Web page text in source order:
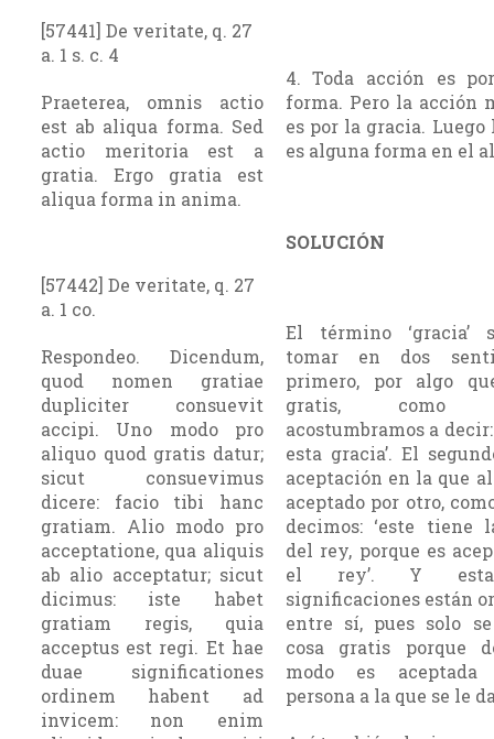
[57441] De veritate, q. 27
a. 1 s. c. 4
Praeterea, omnis actio
est ab aliqua forma. Sed
actio meritoria est a
gratia. Ergo gratia est
aliqua forma in anima.
4. Toda acción es
forma. Pero la acción
es por la gracia. Luego
es alguna forma en el
SOLUCIÓN
[57442] De veritate, q. 27
a. 1 co.
Respondeo. Dicendum,
quod nomen gratiae
dupliciter consuevit
accipi. Uno modo pro
aliquo quod gratis datur;
sicut consuevimus
dicere: facio tibi hanc
gratiam. Alio modo pro
acceptatione, qua aliquis
ab alio acceptatur; sicut
dicimus: iste habet
gratiam regis, quia
acceptus est regi. Et hae
duae significationes
ordinem habent ad
invicem: non enim
El término ‘gracia’
tomar en dos
primero, por algo
gratis, como
acostumbramos a
esta gracia’. El
aceptación en la que
aceptado por otro,
decimos: ‘este tiene
del rey, porque es
el rey’. Y
significaciones están
entre sí, pues solo
cosa gratis porque
modo es
persona a la que se le